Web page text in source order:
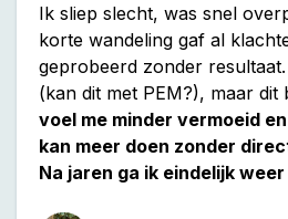
Ik sliep slecht, was snel
korte wandeling gaf al
geprobeerd zonder
(kan dit met PEM?), maar dit
voel me minder vermoeid
kan meer doen zonder
Na jaren ga ik eindelijk